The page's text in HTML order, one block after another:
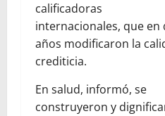
calificadoras
internacionales, que en
años modificaron la
crediticia.
En salud, informó, se
construyeron y